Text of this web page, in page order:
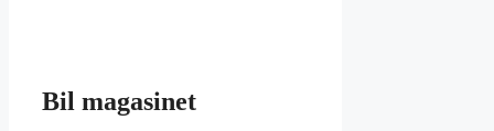
Bil magasinet